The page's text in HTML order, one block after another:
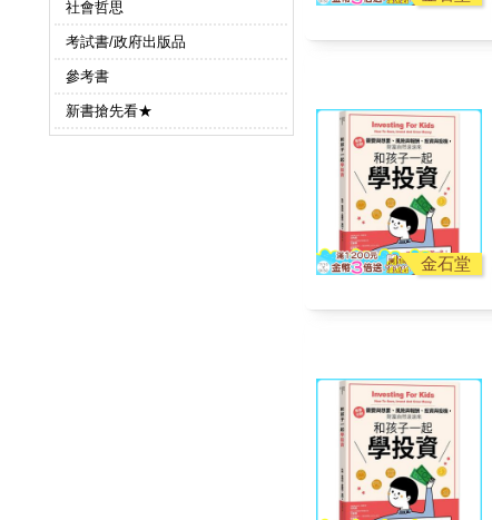
社會哲思
考試書/政府出版品
參考書
新書搶先看★
金石堂